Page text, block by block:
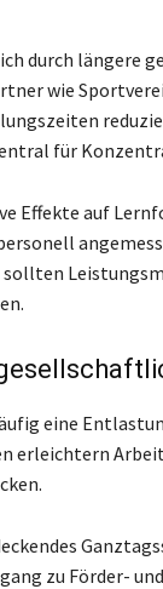
durch längere
wie
für
Effekte auf
eine
erleichtern
zu Förder-